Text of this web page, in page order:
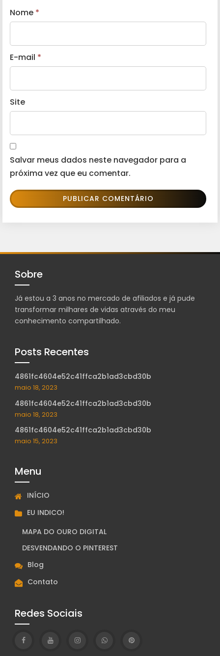
Nome *
E-mail *
Site
Salvar meus dados neste navegador para a
próxima vez que eu comentar.
Sobre
Já estou a 3 anos no mercado de afiliados e já pude
transformar milhares de vidas através do meu
conhecimento compartilhado.
Posts Recentes
4861fc4604e52c41ffca2b1ad3cbd30b
maio 18, 2023
4861fc4604e52c41ffca2b1ad3cbd30b
maio 18, 2023
4861fc4604e52c41ffca2b1ad3cbd30b
maio 15, 2023
Menu
INÍCIO
EU INDICO!
MAPA DO OURO DIGITAL
DESVENDANDO O PINTEREST
Blog
Contato
Redes Sociais